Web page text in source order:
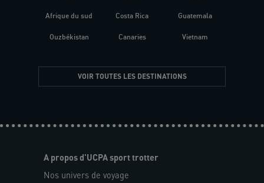
Afrique du sud
Ouzbékistan
Costa Rica
Canaries
Guatemala
Vietnam
VOIR TOUTES LES DESTINATIONS
A propos d'UCPA sport trotter
Nos univers de voyage